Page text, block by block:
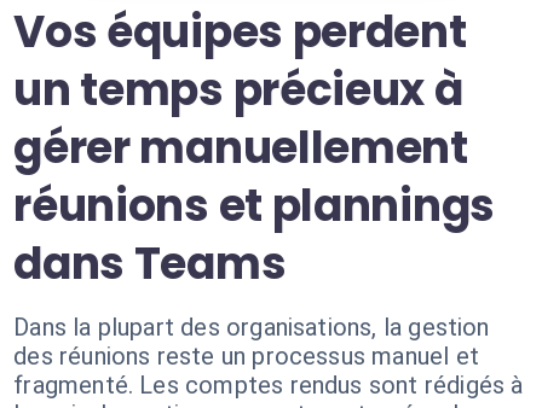
Vos équipes perdent
un temps précieux à
gérer manuellement
réunions et plannings
dans Teams
Dans la plupart des organisations, la gestion
des réunions reste un processus manuel et
fragmenté. Les comptes rendus sont rédigés à